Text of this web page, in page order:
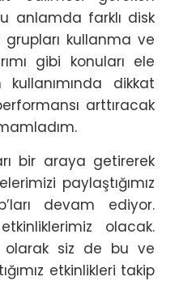
anlamda farklı disk
grupları kullanma ve
gibi konuları ele
dikkat
arttıracak
bir araya getirerek
paylaştığımız
devam ediyor.
olacak.
olarak siz de bu ve
etkinlikleri takip